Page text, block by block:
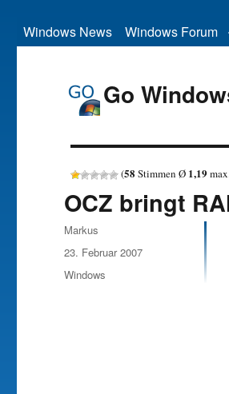
Windows News Windows Forum
Go
(58 Stimmen Ø 1,19
OCZ bringt
Autor
Markus
Veröffentlicht
am
23. Februar 2007
Kategorien
Windows